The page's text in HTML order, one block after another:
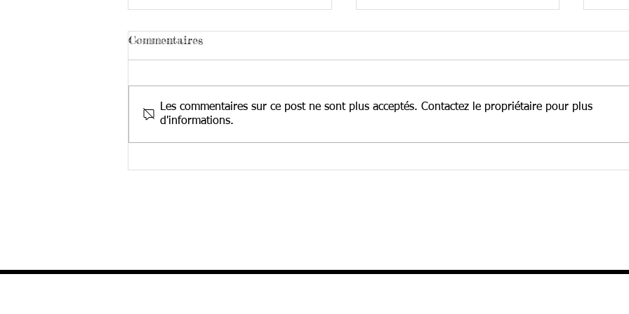
SITE APPROCHE
AUTISME POLICE
Commentaires
Les commentaires sur ce post ne sont plus acceptés. Contactez le propriétaire pour plus
d'informations.